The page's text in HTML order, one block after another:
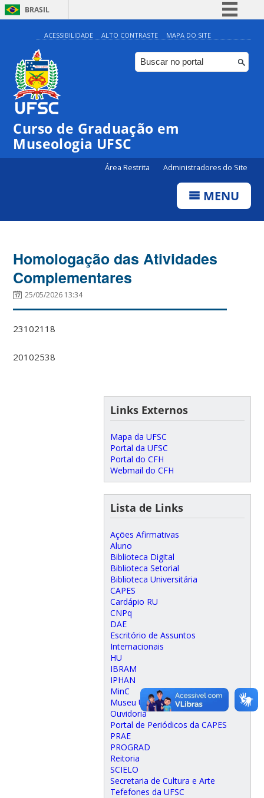
BRASIL
Simplifique!
Comunica BR
Participe
Canais
ACESSIBILIDADE ALTO CONTRASTE MAPA DO SITE
Curso de Graduação em
Museologia UFSC
Área Restrita Administradores do Site
MENU
Homologação das Atividades
Complementares
25/05/2026 13:34
23102118
20102538
Links Externos
Mapa da UFSC
Portal da UFSC
Portal do CFH
Webmail do CFH
Lista de Links
Ações Afirmativas
Aluno
Biblioteca Digital
Biblioteca Setorial
Biblioteca Universitária
CAPES
Cardápio RU
CNPq
DAE
Escritório de Assuntos
Internacionais
HU
IBRAM
IPHAN
MinC
Museu Universitário
Ouvidoria
Portal de Periódicos da CAPES
PRAE
PROGRAD
Reitoria
SCIELO
Secretaria de Cultura e Arte
Tefefones da UFSC